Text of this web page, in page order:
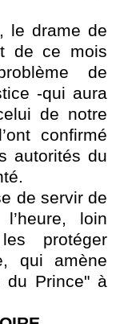
le drame de
de ce mois
de
-qui aura
de notre
confirmé
autorités du
de servir de
loin
protéger
qui amène
du Prince" à